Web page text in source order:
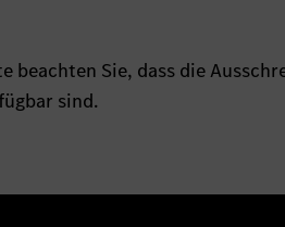
beachten Sie, dass die
sind.